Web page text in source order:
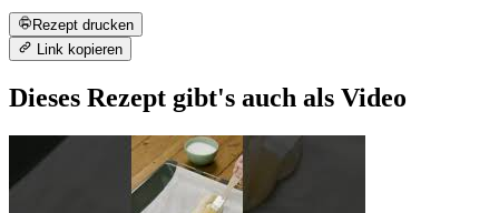
Rezept drucken
Link kopieren
Dieses Rezept gibt's auch als Video